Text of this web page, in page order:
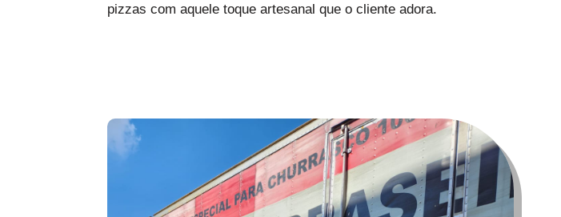
pizzas com aquele toque artesanal que o cliente adora.